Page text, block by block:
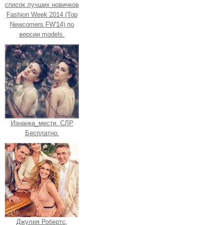
список лучших новичков
Fashion Week 2014 (Top
Newcomers FW'14) по
версии models.
Изнанка_мести. СЛР
Бесплатно.
Джулия Робертс,